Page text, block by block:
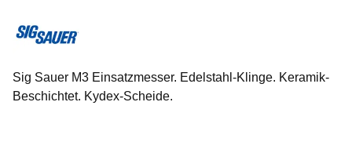
Sig Sauer M3 Einsatzmesser. Edelstahl-Klinge. Keramik-
Beschichtet. Kydex-Scheide.